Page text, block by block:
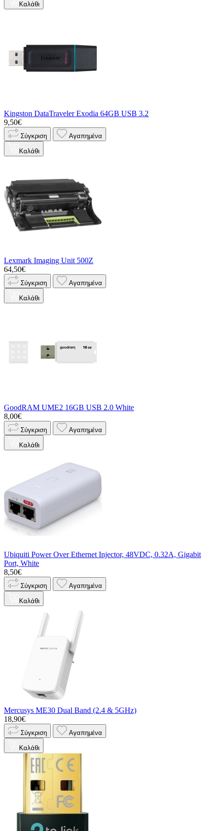
Καλάθι
Kingston DataTraveler Exodia 64GB USB 3.2
9,50€
Σύγκριση Αγαπημένα
Καλάθι
Lexmark Imaging Unit 500Z
64,50€
Σύγκριση Αγαπημένα
Καλάθι
GoodRAM UME2 16GB USB 2.0 White
8,00€
Σύγκριση Αγαπημένα
Καλάθι
Ubiquiti Power Over Ethernet Injector, 48VDC, 0.32A, Gigabit
Port, White
8,50€
Σύγκριση Αγαπημένα
Καλάθι
Mercusys ME30 Dual Band (2.4 & 5GHz)
18,90€
Σύγκριση Αγαπημένα
Καλάθι